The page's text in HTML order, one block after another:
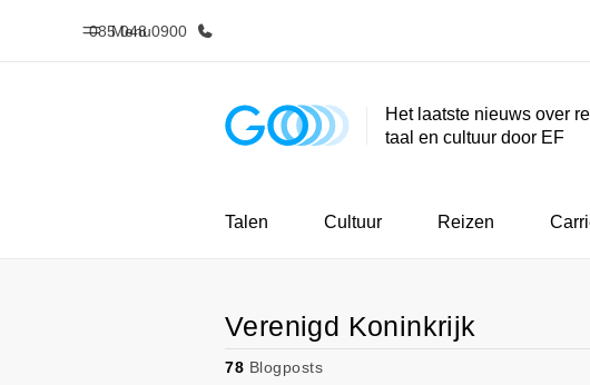
Menu
085 048 0900
Home Programma's
Het laatste nieuws over
taal en cultuur door EF
Talen Cultuur Reizen
Verenigd Koninkrijk
78 Blogposts